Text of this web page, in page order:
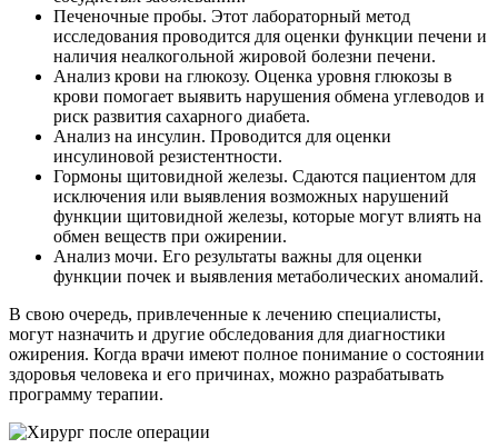
Печеночные пробы. Этот лабораторный метод
исследования проводится для оценки функции печени и
наличия неалкогольной жировой болезни печени.
Анализ крови на глюкозу. Оценка уровня глюкозы в
крови помогает выявить нарушения обмена углеводов и
риск развития сахарного диабета.
Анализ на инсулин. Проводится для оценки
инсулиновой резистентности.
Гормоны щитовидной железы. Сдаются пациентом для
исключения или выявления возможных нарушений
функции щитовидной железы, которые могут влиять на
обмен веществ при ожирении.
Анализ мочи. Его результаты важны для оценки
функции почек и выявления метаболических аномалий.
В свою очередь, привлеченные к лечению специалисты,
могут назначить и другие обследования для диагностики
ожирения. Когда врачи имеют полное понимание о состоянии
здоровья человека и его причинах, можно разрабатывать
программу терапии.